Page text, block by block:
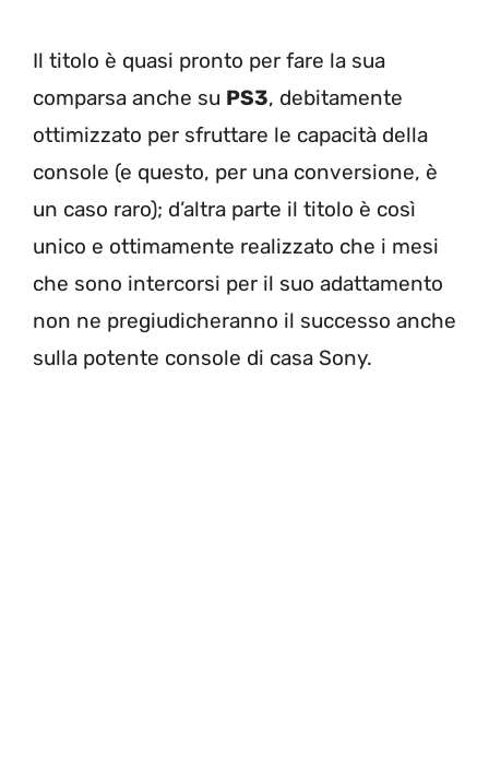
Il titolo è quasi pronto per fare la sua
comparsa anche su PS3, debitamente
ottimizzato per sfruttare le capacità della
console (e questo, per una conversione, è
un caso raro); d’altra parte il titolo è così
unico e ottimamente realizzato che i mesi
che sono intercorsi per il suo adattamento
non ne pregiudicheranno il successo anche
sulla potente console di casa Sony.